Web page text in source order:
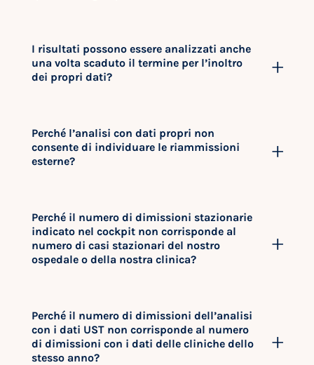
I risultati possono essere analizzati anche
una volta scaduto il termine per l’inoltro
dei propri dati?
Perché l’analisi con dati propri non
consente di individuare le riammissioni
esterne?
Perché il numero di dimissioni stazionarie
indicato nel cockpit non corrisponde al
numero di casi stazionari del nostro
ospedale o della nostra clinica?
Perché il numero di dimissioni dell’analisi
con i dati UST non corrisponde al numero
di dimissioni con i dati delle cliniche dello
stesso anno?